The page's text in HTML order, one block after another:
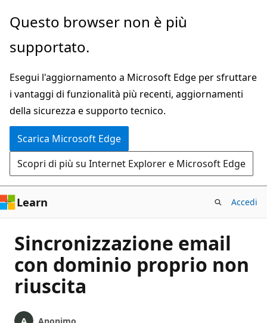
Ignora
passa
contenuto
principale
Questo browser non è più
supportato.
Esegui l'aggiornamento a Microsoft Edge per sfruttare
i vantaggi di funzionalità più recenti, aggiornamenti
della sicurezza e supporto tecnico.
Scarica Microsoft Edge
Scopri di più su Internet Explorer e Microsoft Edge
Learn Accedi
Sincronizzazione email
con dominio proprio non
riuscita